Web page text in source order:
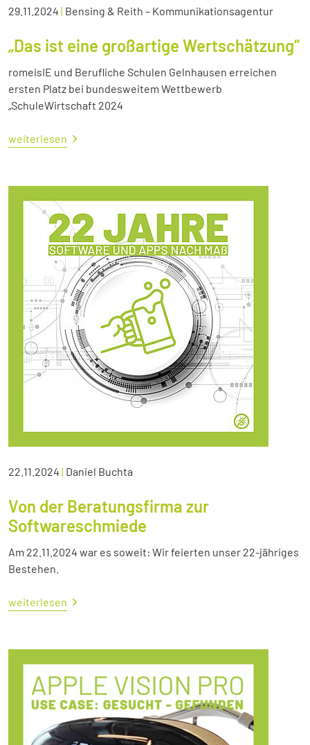
29.11.2024 | Bensing & Reith – Kommunikationsagentur
„Das ist eine großartige Wertschätzung“
romeisIE und Berufliche Schulen Gelnhausen erreichen
ersten Platz bei bundesweitem Wettbewerb
„SchuleWirtschaft 2024
weiterlesen
22.11.2024 | Daniel Buchta
Von der Beratungsfirma zur
Softwareschmiede
Am 22.11.2024 war es soweit: Wir feierten unser 22-jähriges
Bestehen.
weiterlesen